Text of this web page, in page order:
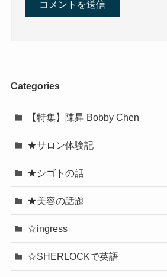
Categories
【特集】陳昇 Bobby Chen
★サロン体験記
★シゴトの話
★美容の話題
☆ingress
☆SHERLOCKで英語